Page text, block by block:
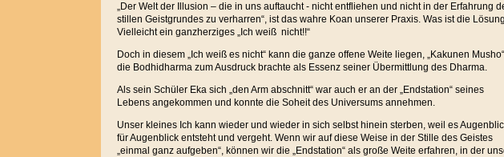
„Der Welt der Illusion – die in uns auftaucht - nicht entfliehen und nicht in der Erfahrung
stillen Geistgrundes zu verharren“, ist das wahre Koan unserer Praxis. Was ist die
Vielleicht ein ganzherziges „Ich weiß nicht!!“
Doch in diesem „Ich weiß es nicht“ kann die ganze offene Weite liegen, „Kakunen
die Bodhidharma zum Ausdruck brachte als Essenz seiner Übermittlung des Dharma.
Als sein Schüler Eka sich „den Arm abschnitt“ war auch er an der „Endstation“ seines
Lebens angekommen und konnte die Soheit des Universums annehmen.
Unser kleines Ich kann wieder und wieder in sich selbst hinein sterben, weil es
für Augenblick entsteht und vergeht. Wenn wir auf diese Weise in der Stille des Geistes
„einmal ganz aufgeben“, können wir die „Endstation“ als große Weite erfahren, in der